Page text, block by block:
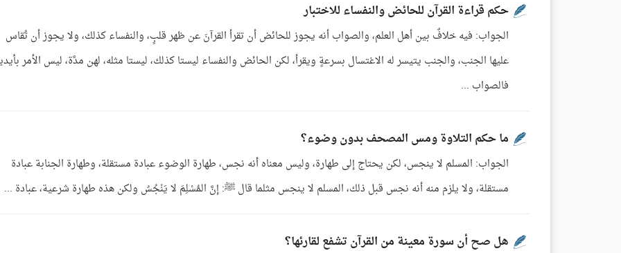
حكم قراءة القرآن للحائض والنفساء للاختبار
الجواب: فيه خلافٌ بين أهل العلم، والصواب أنه يجوز للحائض أن تقرأ القرآنَ عن ظهر قلبٍ، والنفساء كذلك، ولا يجوز أن تُقاس
عليها الجنب، والجنب يتيسر له الاغتسال بسرعةٍ ويقرأ، لكن الحائض والنفساء ليستا كذلك، ليستا مثله، لهن مدَّة، ليس الأمر
فالصواب ...
ما حكم التلاوة ومس المصحف بدون وضوء؟
الجواب: المسلم لا ينجس، لكن يحتاج إلى طهارة، وليس معناه أنه نجس، طهارة الوضوء عبادة مستقلة، وطهارة الجنابة عبادة
مستقلة، ولا يلزم منه أنه نجس قبل ذلك، المسلم لا ينجس مثلما قال ﷺ: إنَّ المُسْلِمَ لا يَنْجُسُ ولكن هذه طهارة شرعية، عبادة ...
هل صح أن سورة معينة من القرآن تشفع لقارئها؟